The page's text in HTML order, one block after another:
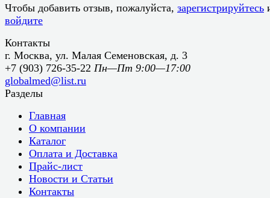
Чтобы добавить отзыв, пожалуйста, зарегистрируйтесь
войдите
Контакты
г. Москва, ул. Малая Семеновская, д. 3
+7 (903) 726-35-22 Пн—Пт 9:00—17:00
globalmed@list.ru
Разделы
Главная
О компании
Каталог
Оплата и Доставка
Прайс-лист
Новости и Статьи
Контакты